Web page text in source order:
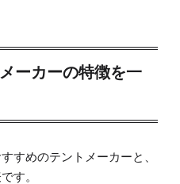
ーカーの特徴を一
すめのテントメーカーと、
す。